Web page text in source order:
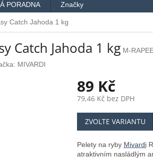
PORADNA Značky
Catch Jahoda 1 kg
Catch Jahoda 1 kg M-
MIVARDI
89 Kč
79,46 Kč bez DPH
Měrná
cena:
ZVOLTE VARIANTU
Pelety na ryby Mivardi
atraktivním nasládlým